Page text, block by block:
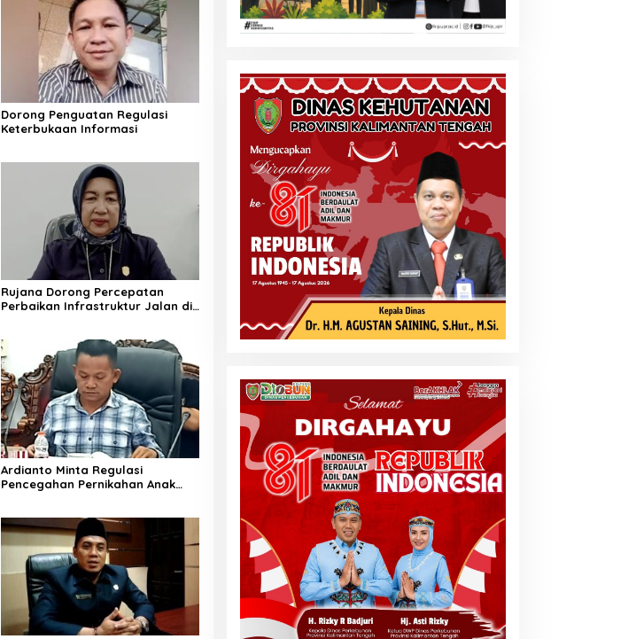
Dorong Penguatan Regulasi
Keterbukaan Informasi
Rujana Dorong Percepatan
Perbaikan Infrastruktur Jalan di
Ardianto Minta Regulasi
Pencegahan Pernikahan Anak